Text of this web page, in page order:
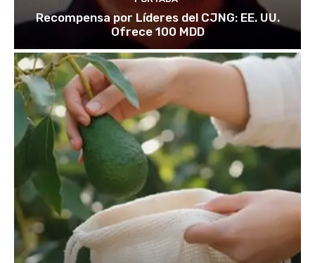
Recompensa por Líderes del CJNG: EE. UU.
Ofrece 100 MDD